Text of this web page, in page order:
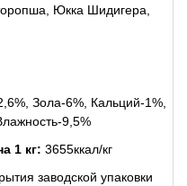
Юкка Шидигера,
Зола-6%, Кальций-1%,
9,5%
1 кг: 3655ккал/кг
заводской упаковки